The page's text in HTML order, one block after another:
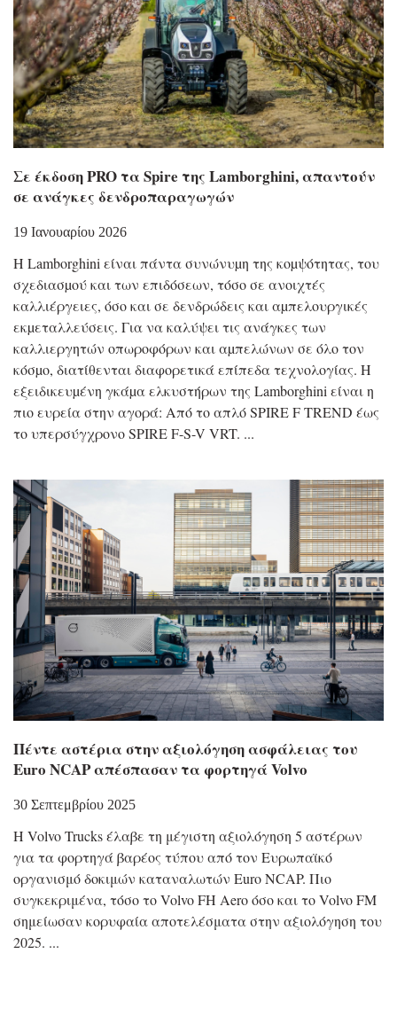
Σε έκδοση PRO τα Spire της Lamborghini, απαντούν
σε ανάγκες δενδροπαραγωγών
19 Ιανουαρίου 2026
Η Lamborghini είναι πάντα συνώνυµη της κοµψότητας, του
σχεδιασµού και των επιδόσεων, τόσο σε ανοιχτές
καλλιέργειες, όσο και σε δενδρώδεις και αµπελουργικές
εκµεταλλεύσεις. Για να καλύψει τις ανάγκες των
καλλιεργητών οπωροφόρων και αµπελώνων σε όλο τον
κόσµο, διατίθενται διαφορετικά επίπεδα τεχνολογίας. Η
εξειδικευµένη γκάµα ελκυστήρων της Lamborghini είναι η
πιο ευρεία στην αγορά: Από το απλό SPIRE F TREND έως
το υπερσύγχρονο SPIRE F-S-V VRT.
Πέντε αστέρια στην αξιολόγηση ασφάλειας του
Euro NCAP απέσπασαν τα φορτηγά Volvo
30 Σεπτεμβρίου 2025
Η Volvo Trucks έλαβε τη μέγιστη αξιολόγηση 5 αστέρων
για τα φορτηγά βαρέος τύπου από τον Ευρωπαϊκό
οργανισμό δοκιμών καταναλωτών Euro NCAP. Πιο
συγκεκριμένα, τόσο το Volvo FH Aero όσο και το Volvo FM
σημείωσαν κορυφαία αποτελέσματα στην αξιολόγηση του
2025.